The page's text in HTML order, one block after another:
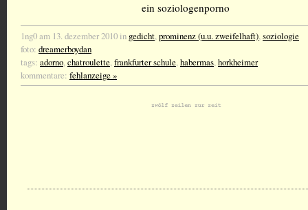
ein soziologenporno
1ng0 am 13. dezember 2010 in gedicht,prominenz (u.u. zweifelhaft),soziologie
foto: dreamerboydan
tags: adorno,chatroulette,frankfurter schule,habermas,horkheimer
kommentare: fehlanzeige »